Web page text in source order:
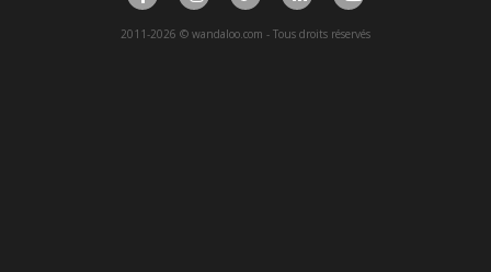
2011-2026 © wandaloo.com - Tous droits réservés